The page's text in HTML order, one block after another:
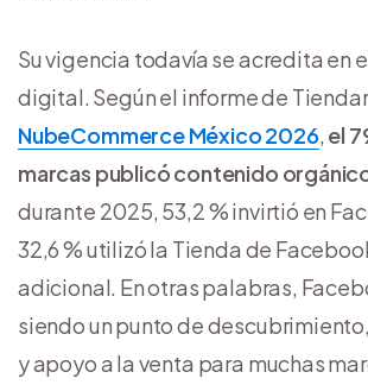
Su vigencia todavía se acredita en
digital. Según el informe de
NubeCommerce México 2026, el
marcas publicó contenido
durante 2025, 53,2 % invirtió en
32,6 % utilizó la Tienda de
adicional. En otras palabras,
siendo un punto de
y apoyo a la venta para muchas